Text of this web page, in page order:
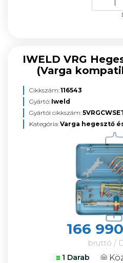
IWELD VRG
(Varga
Cikkszám:116543
Gyártó: Iweld
Gyártói cikkszám:
Kategória:Varga hegesztő
166
bruttó /
1 Darab